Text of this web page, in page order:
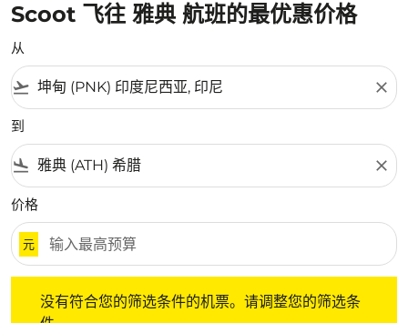
Scoot 飞往 雅典 航班的最优惠价格
从
flight_takeoff close
到
flight_land close
价格
元
没有符合您的筛选条件的机票。请调整您的筛选条